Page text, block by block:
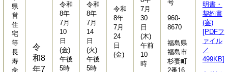
県
営
住
宅
等
長
寿
命
令
和8
年7
令和
8年
7月
10
日
(金)
午後
5時
令和
8年
7月
14
日
(火)
午後
5時
令和
8年
7月
24
日
(金)
7月
30
日
(木)
午前
10
時
号
960-
8670
福島県
福島市
杉妻町
2番16
明書・
契約書
(案)
[PDFフ
ァイル
／
499KB]